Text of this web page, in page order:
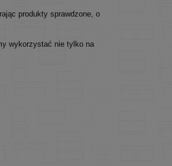
produkty sprawdzone, o
wykorzystać nie tylko na